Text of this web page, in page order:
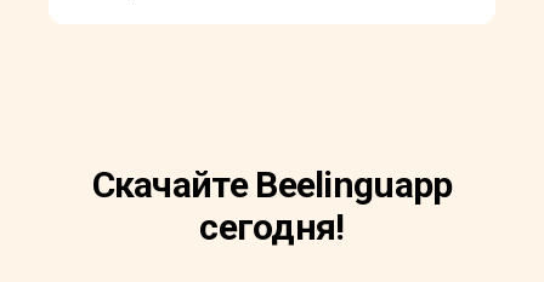
Скачайте Beelinguapp
сегодня!